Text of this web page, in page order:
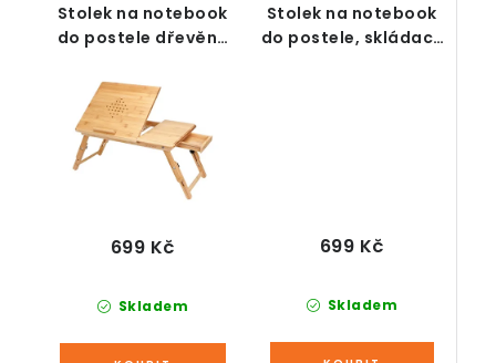
Stolek na notebook
do postele dřevěný
Skladem
699 Kč
Stolek na notebook
do postele, skládací,
Skladem
699 Kč